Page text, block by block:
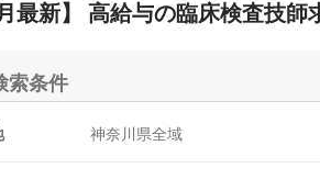
月最新】 高給与の臨床検査技師
索条件
神奈川県全域